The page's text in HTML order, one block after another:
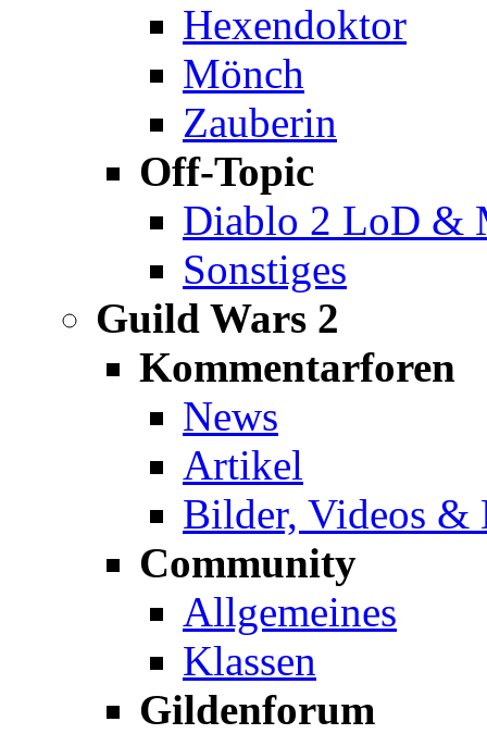
Hexendoktor
Mönch
Zauberin
Off-Topic
Diablo 2 LoD &
Sonstiges
Guild Wars 2
Kommentarforen
News
Artikel
Bilder, Videos &
Community
Allgemeines
Klassen
Gildenforum